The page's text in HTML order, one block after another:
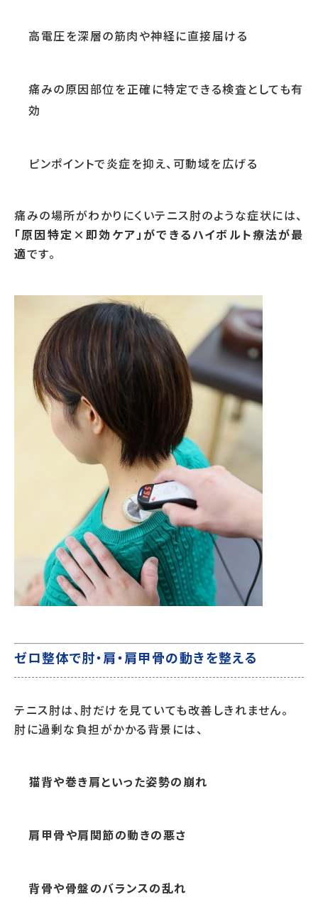
高電圧を深層の筋肉や神経に直接届ける
痛みの原因部位を正確に特定できる検査としても有
効
ピンポイントで炎症を抑え、可動域を広げる
痛みの場所がわかりにくいテニス肘のような症状には、
「原因特定×即効ケア」ができるハイボルト療法が最
適です。
ゼロ整体で肘・肩・肩甲骨の動きを整える
テニス肘は、肘だけを見ていても改善しきれません。
肘に過剰な負担がかかる背景には、
猫背や巻き肩といった姿勢の崩れ
肩甲骨や肩関節の動きの悪さ
背骨や骨盤のバランスの乱れ